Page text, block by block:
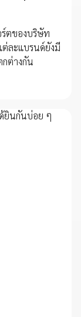
ตของบริษัท
ละแบรนด์ยังมี
ต่างกัน